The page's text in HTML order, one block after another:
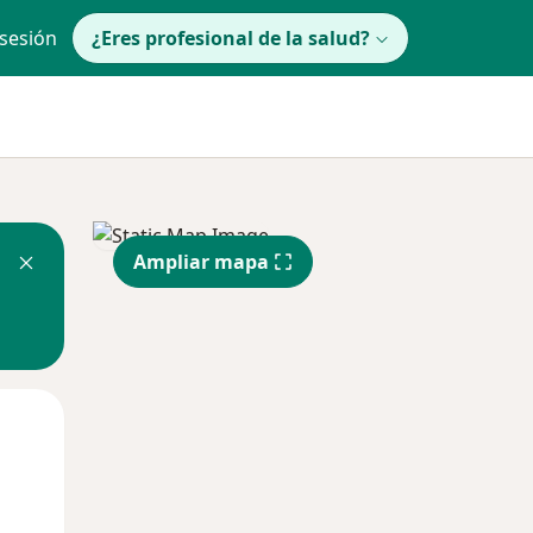
¿Eres profesional de la salud?
Ampliar mapa